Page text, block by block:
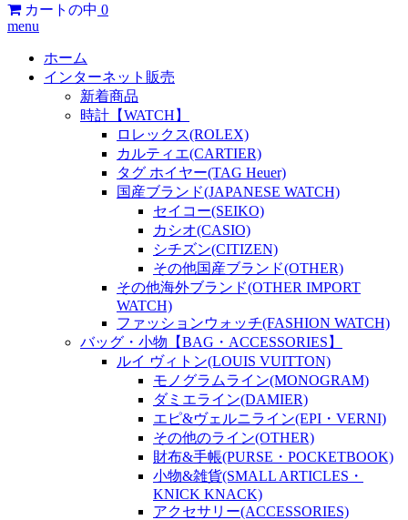
カートの中 0
menu
ホーム
インターネット販売
新着商品
時計【WATCH】
ロレックス(ROLEX)
カルティエ(CARTIER)
タグ ホイヤー(TAG Heuer)
国産ブランド(JAPANESE WATCH)
セイコー(SEIKO)
カシオ(CASIO)
シチズン(CITIZEN)
その他国産ブランド(OTHER)
その他海外ブランド(OTHER IMPORT
WATCH)
ファッションウォッチ(FASHION WATCH)
バッグ・小物【BAG・ACCESSORIES】
ルイ ヴィトン(LOUIS VUITTON)
モノグラムライン(MONOGRAM)
ダミエライン(DAMIER)
エピ&ヴェルニライン(EPI・VERNI)
その他のライン(OTHER)
財布&手帳(PURSE・POCKETBOOK)
小物&雑貨(SMALL ARTICLES・
KNICK KNACK)
アクセサリー(ACCESSORIES)